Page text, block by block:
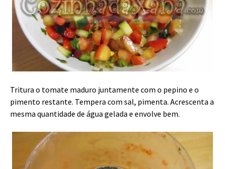
Tritura o tomate maduro juntamente com o pepino e o
pimento restante. Tempera com sal, pimenta. Acrescenta a
mesma quantidade de água gelada e envolve bem.